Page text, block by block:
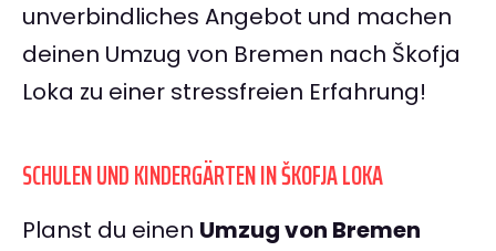
unverbindliches Angebot und machen
deinen Umzug von Bremen nach Škofja
Loka zu einer stressfreien Erfahrung!
SCHULEN UND KINDERGÄRTEN IN ŠKOFJA LOKA
Planst du einen Umzug von Bremen